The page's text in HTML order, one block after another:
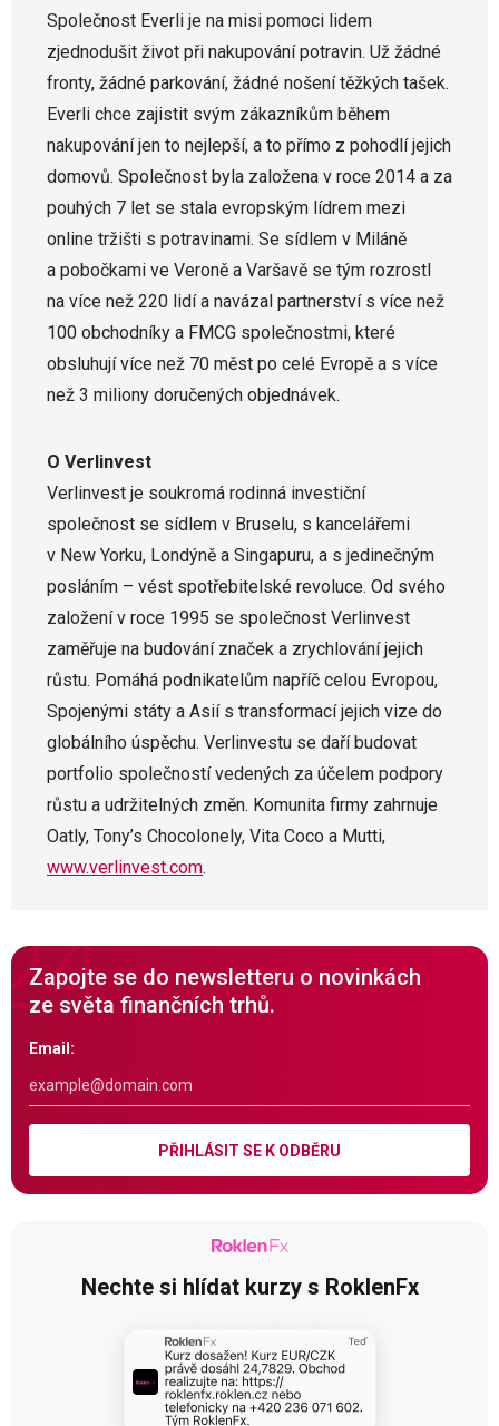
Společnost Everli je na misi pomoci lidem
zjednodušit život při nakupování potravin. Už žádné
fronty, žádné parkování, žádné nošení těžkých tašek.
Everli chce zajistit svým zákazníkům během
nakupování jen to nejlepší, a to přímo z pohodlí jejich
domovů. Společnost byla založena v roce 2014 a za
pouhých 7 let se stala evropským lídrem mezi
online tržišti s potravinami. Se sídlem v Miláně
a pobočkami ve Veroně a Varšavě se tým rozrostl
na více než 220 lidí a navázal partnerství s více než
100 obchodníky a FMCG společnostmi, které
obsluhují více než 70 měst po celé Evropě a s více
než 3 miliony doručených objednávek.
O Verlinvest
Verlinvest je soukromá rodinná investiční
společnost se sídlem v Bruselu, s kancelářemi
v New Yorku, Londýně a Singapuru, a s jedinečným
posláním – vést spotřebitelské revoluce. Od svého
založení v roce 1995 se společnost Verlinvest
zaměřuje na budování značek a zrychlování jejich
růstu. Pomáhá podnikatelům napříč celou Evropou,
Spojenými státy a Asií s transformací jejich vize do
globálního úspěchu. Verlinvestu se daří budovat
portfolio společností vedených za účelem podpory
růstu a udržitelných změn. Komunita firmy zahrnuje
Oatly, Tony’s Chocolonely, Vita Coco a Mutti,
www.verlinvest.com.
Zapojte se do newsletteru o novinkách
ze světa finančních trhů.
Email:
PŘIHLÁSIT SE K ODBĚRU
Nechte si hlídat kurzy s RoklenFx